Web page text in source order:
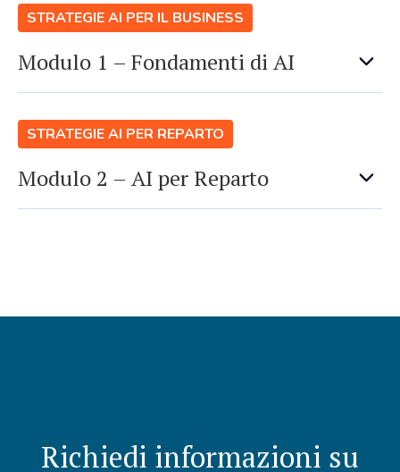
STRATEGIE AI PER IL BUSINESS
Modulo 1 – Fondamenti di AI
STRATEGIE AI PER REPARTO
Modulo 2 – AI per Reparto
Richiedi informazioni su